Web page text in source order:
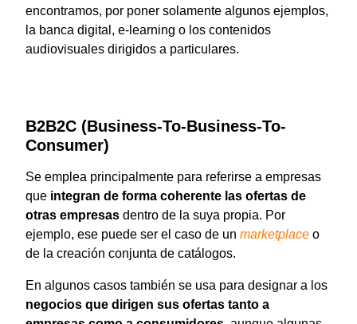
encontramos, por poner solamente algunos ejemplos,
la banca digital, e-learning o los contenidos
audiovisuales dirigidos a particulares.
B2B2C (Business-To-Business-To-
Consumer)
Se emplea principalmente para referirse a empresas
que integran de forma coherente las ofertas de
otras empresas dentro de la suya propia. Por
ejemplo, ese puede ser el caso de un marketplace o
de la creación conjunta de catálogos.
En algunos casos también se usa para designar a los
negocios que dirigen sus ofertas tanto a